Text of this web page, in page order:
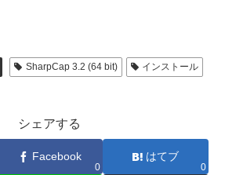
SharpCap 3.2 (64 bit)
インストール
シェアする
Facebook
0
はてブ
0